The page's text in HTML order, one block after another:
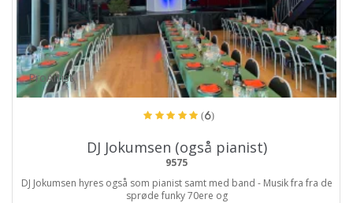
ProArtist
(6)
DJ Jokumsen (også pianist)
9575
DJ Jokumsen hyres også som pianist samt med band - Musik fra fra de
sprøde funky 70ere og